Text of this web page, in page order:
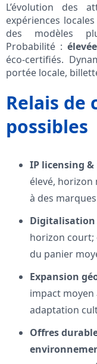
L’évolution des
expériences
des modèles
Probabilité : élevée
éco-certifiés.
portée locale,
Relais de
possibles
IP licensing
élevé, horizon
à des
Digitalisation
horizon court;
du panier
Expansion
impact moyen
adaptation
Offres